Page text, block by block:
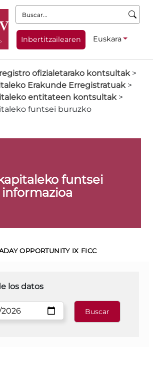
Buscar:
Inbertitzailearen Euskara
ofizialetarako kontsultak>
Erakunde Erregistratuak>
entitateen kontsultak>
funtsei buruzko
funtsei
OPPORTUNITY IX FICC
los datos